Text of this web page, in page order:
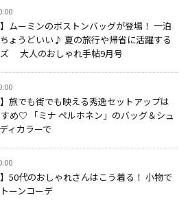
】ムーミンのボストンバッグが登場！ 一泊
ょうどいい♪ 夏の旅行や帰省に活躍する
大人のおしゃれ手帖9月号
】旅でも街でも映える秀逸セットアップは
め♡ 「ミナ ペルホネン」のバッグ＆シュ
ィカラーで
】50代のおしゃれさんはこう着る！ 小物で
ーンコーデ